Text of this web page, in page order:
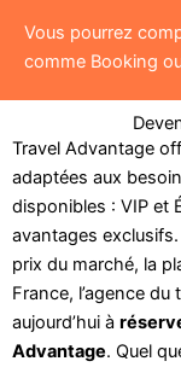
Vous pourrez
comme Booking
Travel Advantage
adaptées aux
disponibles : VIP et
avantages
prix du marché, la
France, l’agence
aujourd’hui à
Advantage. Quel